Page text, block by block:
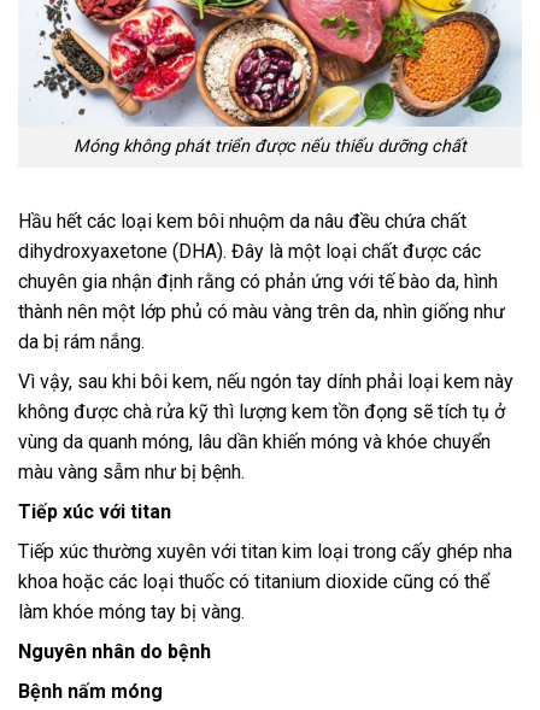
Móng không phát triển được nếu thiếu dưỡng chất
Hầu hết các loại kem bôi nhuộm da nâu đều chứa chất
dihydroxyaxetone (DHA). Đây là một loại chất được các
chuyên gia nhận định rằng có phản ứng với tế bào da, hình
thành nên một lớp phủ có màu vàng trên da, nhìn giống như
da bị rám nắng.
Vì vậy, sau khi bôi kem, nếu ngón tay dính phải loại kem này
không được chà rửa kỹ thì lượng kem tồn đọng sẽ tích tụ ở
vùng da quanh móng, lâu dần khiến móng và khóe chuyển
màu vàng sẫm như bị bệnh.
Tiếp xúc với titan
Tiếp xúc thường xuyên với titan kim loại trong cấy ghép nha
khoa hoặc các loại thuốc có titanium dioxide cũng có thể
làm khóe móng tay bị vàng.
Nguyên nhân do bệnh
Bệnh nấm móng